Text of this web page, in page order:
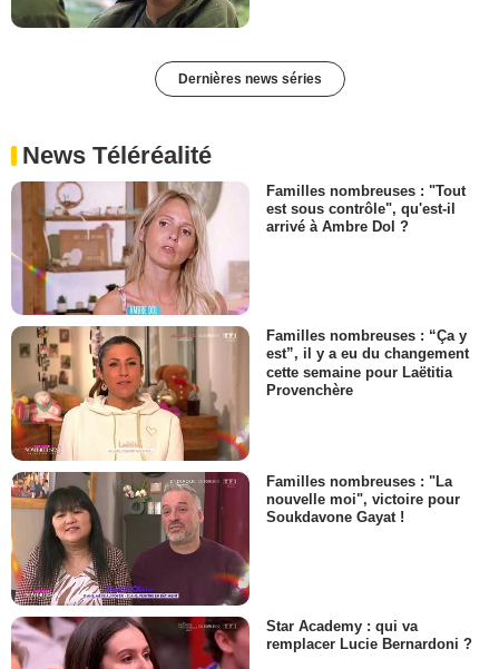
Dernières news séries
News Téléréalité
Familles nombreuses : "Tout
est sous contrôle", qu'est-il
arrivé à Ambre Dol ?
Familles nombreuses : “Ça y
est”, il y a eu du changement
cette semaine pour Laëtitia
Provenchère
Familles nombreuses : "La
nouvelle moi", victoire pour
Soukdavone Gayat !
Star Academy : qui va
remplacer Lucie Bernardoni ?